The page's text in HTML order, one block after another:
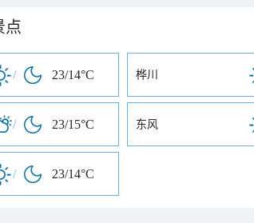
点
/ 23/14°C 桦川
/ 23/15°C 东风
/ 23/14°C